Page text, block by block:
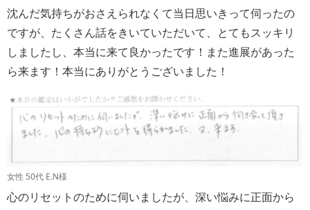
沈んだ気持ちがおさえられなくて当日思いきって伺ったの
ですが、たくさん話をきいていただいて、とてもスッキリ
しましたし、本当に来て良かったです！また進展があった
ら来ます！本当にありがとうございました！
女性 50代 E.N様
心のリセットのために伺いましたが、深い悩みに正面から